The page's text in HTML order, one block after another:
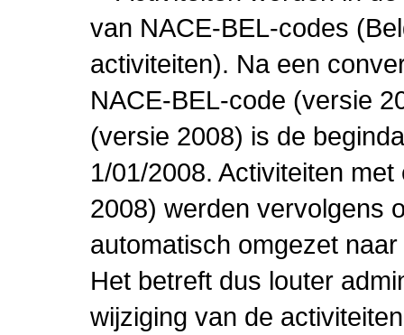
van NACE-BEL-codes
activiteiten). Na een
NACE-BEL-code (versie
(versie 2008) is de
1/01/2008. Activiteiten
2008) werden vervolgens
automatisch omgezet
Het betreft dus louter
wijziging van de